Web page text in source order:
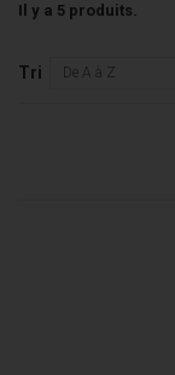
Il y a 5 produits.
Tri De A à Z